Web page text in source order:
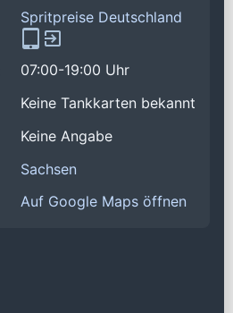
Spritpreise Deutschland
07:00-19:00 Uhr
Keine Tankkarten bekannt
Keine Angabe
Sachsen
Auf Google Maps öffnen